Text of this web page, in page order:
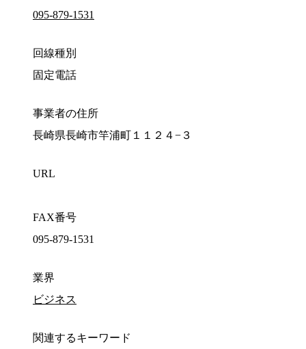
095-879-1531
回線種別
固定電話
事業者の住所
長崎県長崎市竿浦町１１２４−３
URL
FAX番号
095-879-1531
業界
ビジネス
関連するキーワード